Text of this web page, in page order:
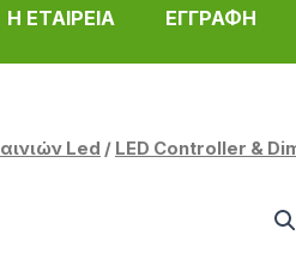
Η ΕΤΑΙΡΕΙΑ ΕΓΓΡΑΦΗ
Led / LED Controller &